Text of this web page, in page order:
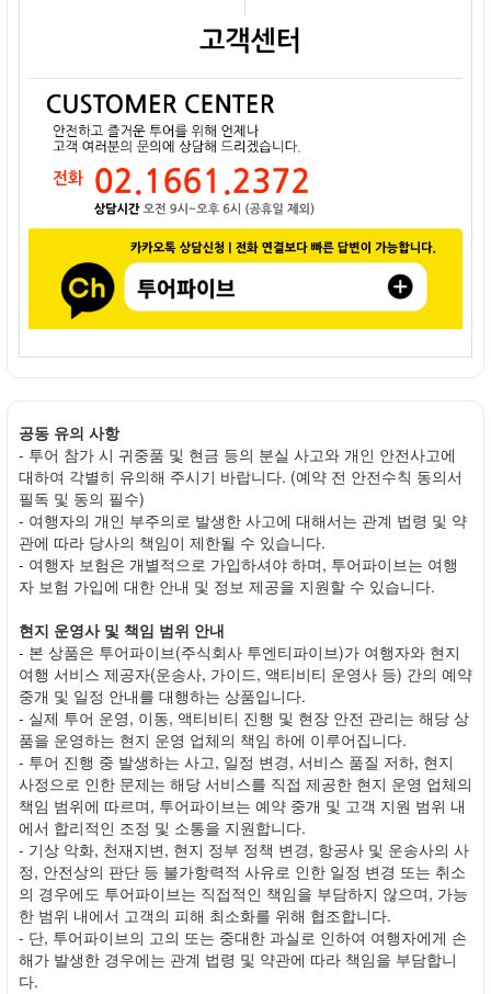
공동 유의 사항
- 투어 참가 시 귀중품 및 현금 등의 분실 사고와 개인 안전사고에
대하여 각별히 유의해 주시기 바랍니다. (예약 전 안전수칙 동의서
필독 및 동의 필수)
- 여행자의 개인 부주의로 발생한 사고에 대해서는 관계 법령 및 약
관에 따라 당사의 책임이 제한될 수 있습니다.
- 여행자 보험은 개별적으로 가입하셔야 하며, 투어파이브는 여행
자 보험 가입에 대한 안내 및 정보 제공을 지원할 수 있습니다.
현지 운영사 및 책임 범위 안내
- 본 상품은 투어파이브(주식회사 투엔티파이브)가 여행자와 현지
여행 서비스 제공자(운송사, 가이드, 액티비티 운영사 등) 간의 예약
중개 및 일정 안내를 대행하는 상품입니다.
- 실제 투어 운영, 이동, 액티비티 진행 및 현장 안전 관리는 해당 상
품을 운영하는 현지 운영 업체의 책임 하에 이루어집니다.
- 투어 진행 중 발생하는 사고, 일정 변경, 서비스 품질 저하, 현지
사정으로 인한 문제는 해당 서비스를 직접 제공한 현지 운영 업체의
책임 범위에 따르며, 투어파이브는 예약 중개 및 고객 지원 범위 내
에서 합리적인 조정 및 소통을 지원합니다.
- 기상 악화, 천재지변, 현지 정부 정책 변경, 항공사 및 운송사의 사
정, 안전상의 판단 등 불가항력적 사유로 인한 일정 변경 또는 취소
의 경우에도 투어파이브는 직접적인 책임을 부담하지 않으며, 가능
한 범위 내에서 고객의 피해 최소화를 위해 협조합니다.
- 단, 투어파이브의 고의 또는 중대한 과실로 인하여 여행자에게 손
해가 발생한 경우에는 관계 법령 및 약관에 따라 책임을 부담합니
다.